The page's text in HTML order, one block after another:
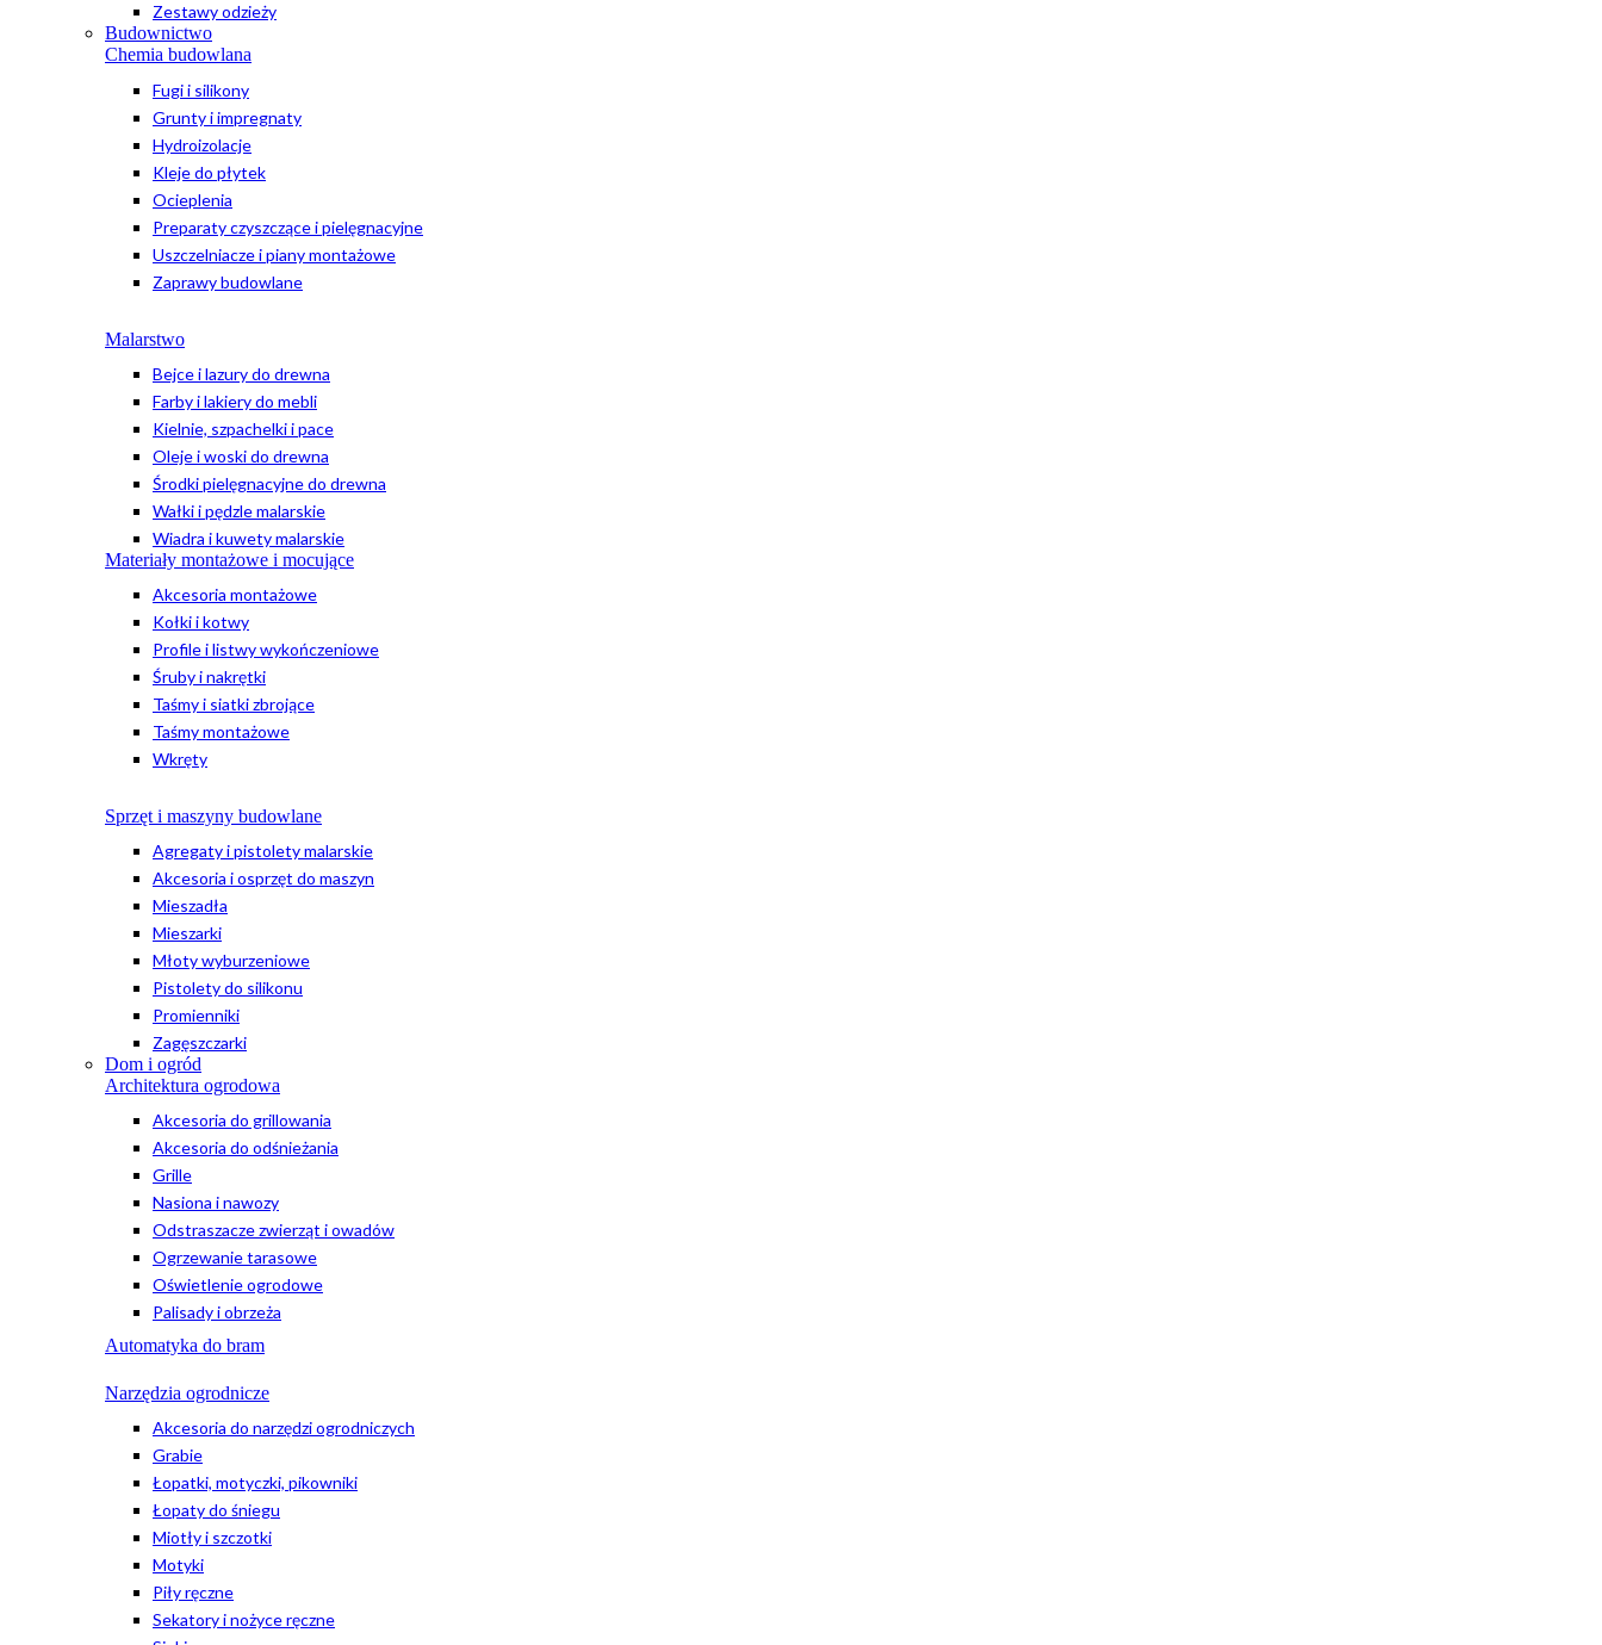
Zestawy odzieży
Budownictwo
Chemia budowlana
Fugi i silikony
Grunty i impregnaty
Hydroizolacje
Kleje do płytek
Ocieplenia
Preparaty czyszczące i pielęgnacyjne
Uszczelniacze i piany montażowe
Zaprawy budowlane
Malarstwo
Bejce i lazury do drewna
Farby i lakiery do mebli
Kielnie, szpachelki i pace
Oleje i woski do drewna
Środki pielęgnacyjne do drewna
Wałki i pędzle malarskie
Wiadra i kuwety malarskie
Materiały montażowe i mocujące
Akcesoria montażowe
Kołki i kotwy
Profile i listwy wykończeniowe
Śruby i nakrętki
Taśmy i siatki zbrojące
Taśmy montażowe
Wkręty
Sprzęt i maszyny budowlane
Agregaty i pistolety malarskie
Akcesoria i osprzęt do maszyn
Mieszadła
Mieszarki
Młoty wyburzeniowe
Pistolety do silikonu
Promienniki
Zagęszczarki
Dom i ogród
Architektura ogrodowa
Akcesoria do grillowania
Akcesoria do odśnieżania
Grille
Nasiona i nawozy
Odstraszacze zwierząt i owadów
Ogrzewanie tarasowe
Oświetlenie ogrodowe
Palisady i obrzeża
Automatyka do bram
Narzędzia ogrodnicze
Akcesoria do narzędzi ogrodniczych
Grabie
Łopatki, motyczki, pikowniki
Łopaty do śniegu
Miotły i szczotki
Motyki
Piły ręczne
Sekatory i nożyce ręczne